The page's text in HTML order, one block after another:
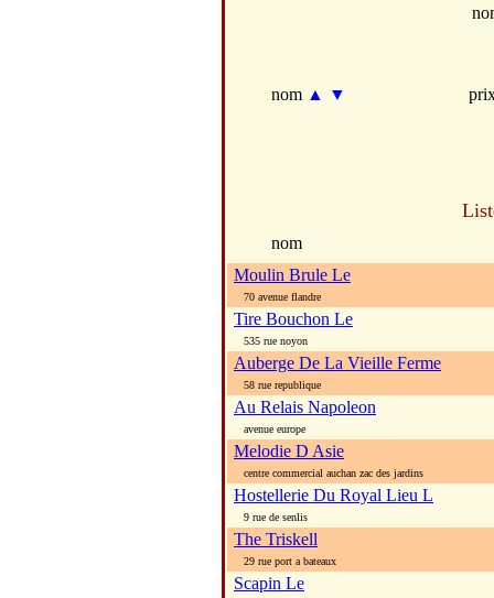
nom ▲ ▼
nom
Moulin Brule Le
70 avenue flandre
Tire Bouchon Le
535 rue noyon
Auberge De La Vieille Ferme
58 rue republique
Au Relais Napoleon
avenue europe
Melodie D Asie
centre commercial auchan zac des jardins
Hostellerie Du Royal Lieu L
9 rue de senlis
The Triskell
29 rue port a bateaux
Scapin Le